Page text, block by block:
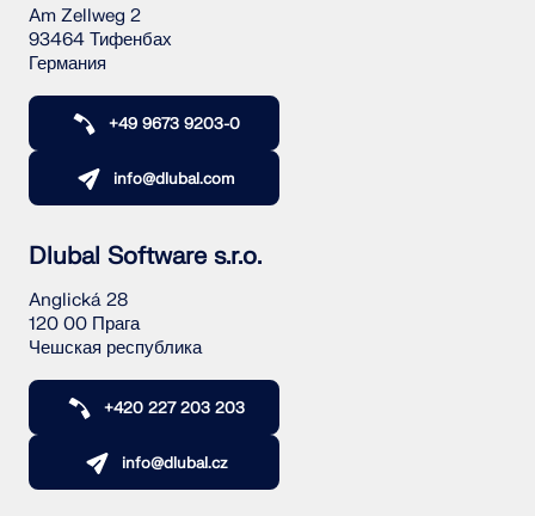
Am Zellweg 2
93464 Тифенбах
Германия
+49 9673 9203-0
info@dlubal.com
Dlubal Software s.r.o.
Anglická 28
120 00 Прага
Чешская республика
+420 227 203 203
info@dlubal.cz